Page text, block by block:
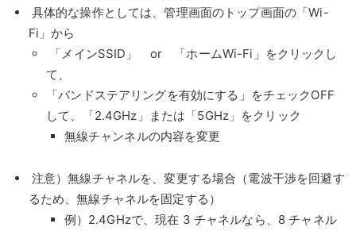
具体的な操作としては、管理画面のトップ画面の「Wi-
Fi」から
「メインSSID」 or 「ホームWi-Fi」をクリックし
て、
「バンドステアリングを有効にする」をチェックOFF
して、「2.4GHz」または「5GHz」をクリック
無線チャンネルの内容を変更
注意）無線チャネルを、変更する場合（電波干渉を回避す
るため、無線チャネルを固定する）
例）2.4GHzで、現在 3 チャネルなら、8 チャネル